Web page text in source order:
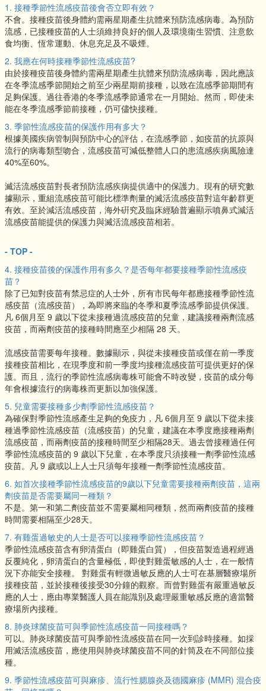
1. 接種季節性流感疫苗後會否立即有效？
不會。接種疫苗後身體約需兩星期產生抗體來預防流感病毒。為預防
流感，已接種疫苗的人士須維持良好的個人及環境衞生習慣、注意飲
食均衡、恆常運動、休息充足及不吸煙。
2. 我應在何時接種季節性流感疫苗?
由於接種疫苗後身體約需兩星期產生抗體來預防流感病毒，因此應該
在冬季流感季節開始之前至少兩星期前接種，以致在流感季節期間有
足夠保護。過往香港的冬季流感季節通常在一月開始。然而，即使未
能在冬季流感季節前接種，仍可儘快接種。
3. 季節性流感疫苗的保護作用有多大？
根據美國疾病管制與預防中心的評估，在流感季節，如疫苗的抗原與
流行的病毒類型吻合，流感疫苗可減低整體人口的患流感疾病風險達
40%至60%。
滅活流感疫苗對長者預防流感疾病提供適中的保護力。現有的研究數
據顯示，重組流感疫苗可能比標準劑量的滅活流感疫苗對這年齡群更
有效。至於減活流感疫苗，海外硏究及臨床經驗普遍顯示噴鼻式減活
流感疫苗能提供的保護力與滅活流感疫苗相若。
- TOP -
4. 接種疫苗後的保護作用有多久？是否每年都要接種季節性流感疫
苗？
除了已知對疫苗有禁忌症的人士外，所有市民每年都應接種季節性流
感疫苗（流感疫苗），為即將來臨的冬季和夏季流感季節提供保護。
凡 6個月至 9 歲以下從未接種過流感疫苗的兒童，建議接種兩劑流感
疫苗，而兩劑疫苗的接種時間應至少相隔 28 天。
流感疫苗需要每年接種。數據顯示，與從未接種疫苗或僅在前一季度
接種疫苗相比，在現季度和前一季度均接種流感疫苗可提供更好的保
護。而且，流行的季節性流感病毒株可能會不時改變，疫苗的成分每
年會根據流行的病毒株而更新以加強保護。
5. 兒童需要接種多少劑季節性流感疫苗？
為確保對季節性流感產生足夠的免疫力，凡 6個月至 9 歲以下從未接
種過季節性流感疫苗（流感疫苗）的兒童，建議在本季度應接種兩劑
流感疫苗，而兩劑疫苗的接種時間至少相隔28天。過去曾接種過任何
季節性流感疫苗的 9 歲以下兒童，在本季度只須接種一劑季節性流感
疫苗。凡 9 歲或以上人士只須每年接種一劑季節性流感疫苗。
6. 如首次接種季節性流感疫苗的9歲以下兒童需要接種兩劑疫苗，這兩
劑疫苗是否需要屬同一種類？
不是。第一和第二劑疫苗並不需要屬相同種類，然而兩劑疫苗的接種
時間需要相隔至少28天。
7. 有雞蛋過敏史的人士是否可以接種季節性流感疫苗？
季節性流感疫苗含有卵清蛋白（即雞蛋白質），但疫苗製造過程經過
反覆純化，卵清蛋白的含量極低，即使對雞蛋敏感的人士，在一般情
況下亦能安全接種。 對雞蛋有輕微過敏反應的人士可在基層醫療場所
接種疫苗，並於接種後接受30分鐘的觀察。而曾對雞蛋有嚴重過敏反
應的人士，應由專業醫護人員在能識別及處理嚴重敏感反應的適當醫
療場所內接種。
8. 肺炎球菌疫苗可與季節性流感疫苗一同接種嗎？
可以。肺炎球菌疫苗可與季節性流感疫苗在同一次到診時接種。如採
用滅活流感疫苗，應使用與肺炎球菌疫苗不同的針筒及在不同部位接
種。
9. 季節性流感疫苗可與麻疹、流行性腮腺炎及德國麻疹 (MMR) 混合疫